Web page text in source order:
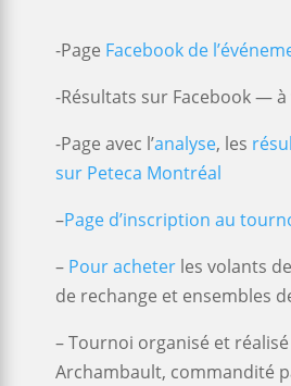
-Page Facebook de
-Résultats sur Facebook —
-Page avec l’analyse, les
sur Peteca Montréal
–Page d’inscription au
– Pour acheterles volants
de rechange et ensembles
– Tournoi organisé et réalisé
Archambault, commandité